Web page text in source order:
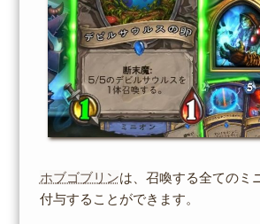
ホブゴブリンは、召喚する全てのミ
付与することができます。